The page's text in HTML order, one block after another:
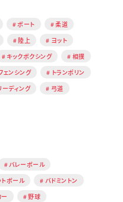
ボート
柔道
陸上
ヨット
キックボクシング
相撲
ェンシング
トランポリン
ーディング
弓道
バレーボール
トボール
バドミントン
野球